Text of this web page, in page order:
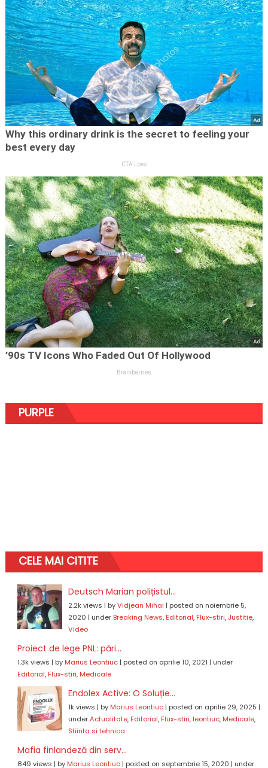
PURPLE
CELE MAI CITITE
Deutsch Marian polițistul...
2.2k views | byVidjean Mihai | posted on noiembrie 5,
2020 | under Breaking News, Editorial, Flux-stiri,Justitie,
Video
Proiect de lege PNL: pări...
1.3k views | by Marius Leontiuc| posted on aprilie 10, 2021 | under
Editorial, Flux-stiri, Medicale
Endolex Active: O Soluție...
1k views | by Marius Leontiuc| posted on aprilie 29, 2025 |
underActualitate, Editorial, Flux-stiri, leontiuc, Medicale,
Stiinta si tehnica
Mafia finlandeză din serv...
849 views | by Marius Leontiuc| posted on septembrie 15, 2020 | under